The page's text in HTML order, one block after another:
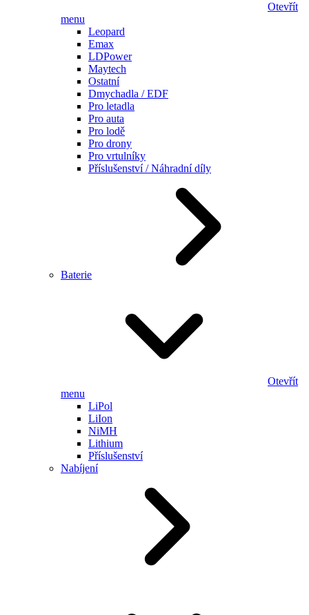
Otevřít
menu
Leopard
Emax
LDPower
Maytech
Ostatní
Dmychadla / EDF
Pro letadla
Pro auta
Pro lodě
Pro drony
Pro vrtulníky
Příslušenství / Náhradní díly
Baterie
Otevřít
menu
LiPol
LiIon
NiMH
Lithium
Příslušenství
Nabíjení